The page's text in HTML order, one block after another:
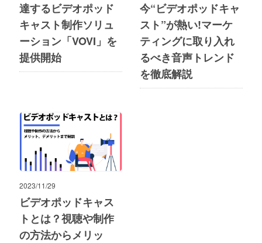
達するビデオポッド
キャスト制作ソリュ
ーション「VOVI」を
提供開始
今“ビデオポッドキャ
スト”が熱い!マーケ
ティングに取り入れ
るべき音声トレンド
を徹底解説
2023/11/29
ビデオポッドキャス
トとは？視聴や制作
の方法からメリッ